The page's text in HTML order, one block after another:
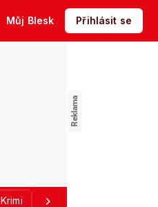
Můj Blesk Přihlásit se
Krimi Donald Trump